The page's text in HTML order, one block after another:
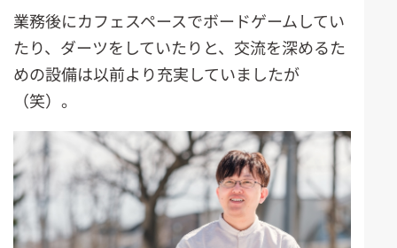
業務後にカフェスペースでボードゲームしてい
たり、ダーツをしていたりと、交流を深めるた
めの設備は以前より充実していましたが
（笑）。